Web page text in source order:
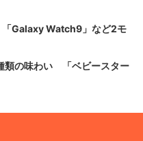
Galaxy Watch9」など2モ
類の味わい 「ベビースター